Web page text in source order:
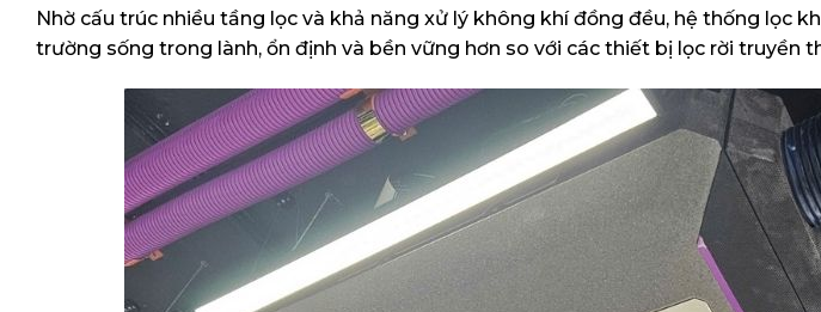
Nhờ cấu trúc nhiều tầng lọc và khả năng xử lý không khí đồng đều, hệ thống lọc
trường sống trong lành, ổn định và bền vững hơn so với các thiết bị lọc rời truyền